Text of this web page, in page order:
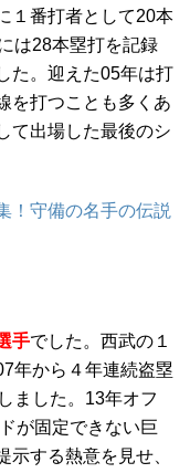
１番打者として20本
は28本塁打を記録
た。迎えた05年は打
を打つことも多くあ
て出場した最後のシ
！守備の名手の伝説
手でした。西武の１
年から４年連続盗塁
ました。13年オフ
が固定できない巨
示する熱意を見せ、